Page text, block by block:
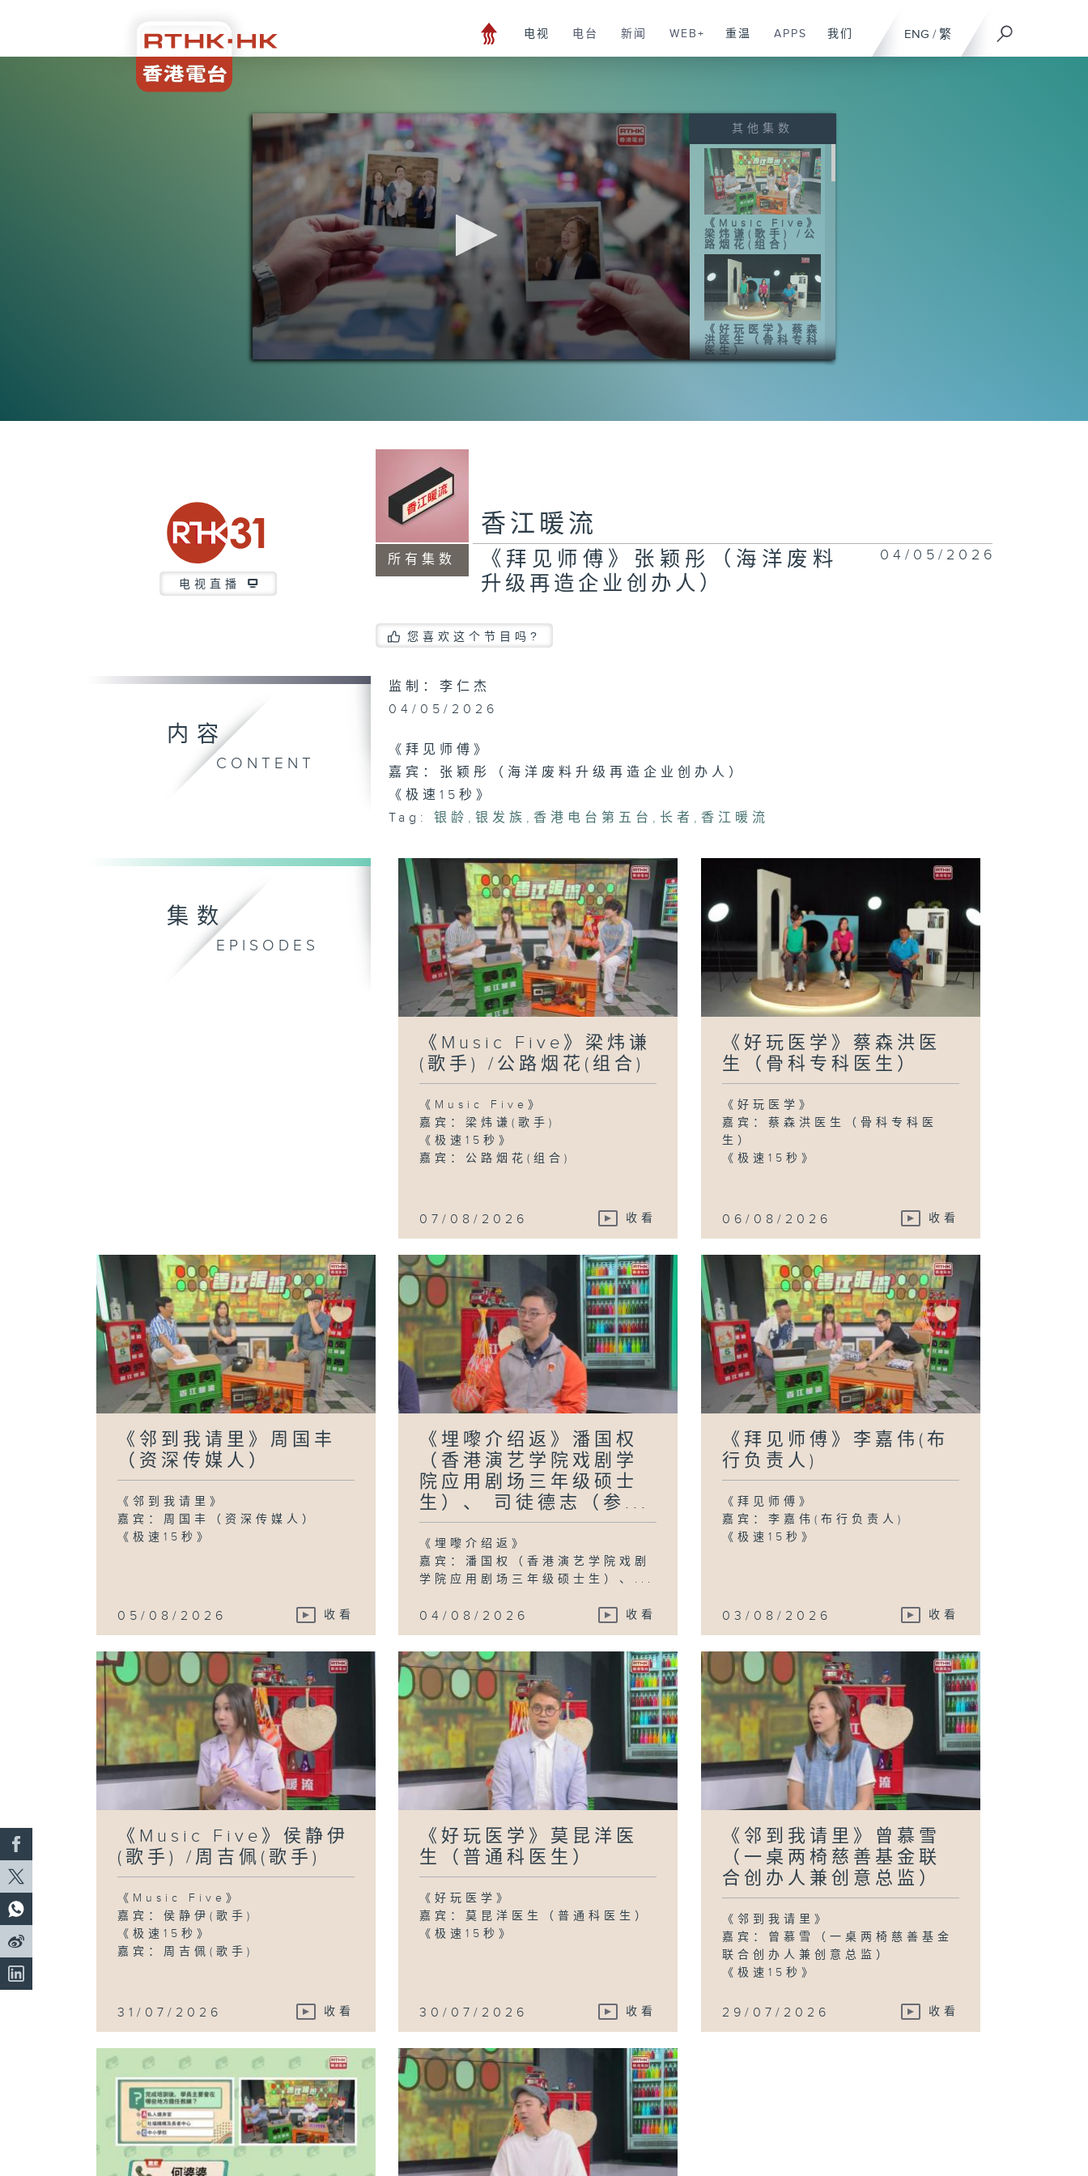
ENG / 繁
电视 电台 新闻 WEB+ 重温 APPS 我们
0
其他集数
《Music Five》
梁炜谦(歌手) /公
路烟花(组合)
《好玩医学》蔡森
洪医生（骨科专科
医生）
《埋嚟介绍返》潘
国权（香港演艺学
院戏剧学院应用剧
场三年级硕士
生）、 司徒德志
周吉佩(歌手)
《好玩医学》莫昆
洋医生（普通科医
《邻到我请里》曾
慕雪（一桌两椅慈
善基金联合创办人
《埋嚟介绍返》黄
(香港长者健体教
室联合创办人兼行
政总裁)、潘宝霞
《拜见师傅》吕天
衡(微缩模型艺术
家)
电视直播
所有集数
香江暖流
《拜见师傅》张颖彤（海洋废料
升级再造企业创办人）
04/05/2026
您喜欢这个节目吗?
内容
CONTENT
监制：李仁杰
04/05/2026
《拜见师傅》
嘉宾：张颖彤（海洋废料升级再造企业创办人）
《极速15秒》
Tag:
银龄 ,银发族 , 香港电台第五台 , 长者 , 香江暖流
集数
EPISODES
《Music Five》梁炜谦
(歌手) /公路烟花(组合)
《Music Five》
嘉宾：梁炜谦(歌手)
《极速15秒》
嘉宾：公路烟花(组合)
07/08/2026 收看
《好玩医学》蔡森洪医
生（骨科专科医生）
《好玩医学》
嘉宾：蔡森洪医生（骨科专科医
生）
《极速15秒》
06/08/2026 收看
《邻到我请里》周国丰
（资深传媒人）
《邻到我请里》
嘉宾：周国丰（资深传媒人）
《极速15秒》
05/08/2026 收看
《埋嚟介绍返》潘国权
（香港演艺学院戏剧学
院应用剧场三年级硕士
生）、 司徒德志（参...
《埋嚟介绍返》
嘉宾：潘国权（香港演艺学院戏剧
学院应用剧场三年级硕士生）、...
04/08/2026 收看
《拜见师傅》李嘉伟(布
行负责人)
《拜见师傅》
嘉宾：李嘉伟(布行负责人)
《极速15秒》
03/08/2026 收看
《Music Five》侯静伊
(歌手) /周吉佩(歌手)
《Music Five》
嘉宾：侯静伊(歌手)
《极速15秒》
嘉宾：周吉佩(歌手)
31/07/2026 收看
《好玩医学》莫昆洋医
生（普通科医生）
《好玩医学》
嘉宾：莫昆洋医生（普通科医生）
《极速15秒》
30/07/2026 收看
《邻到我请里》曾慕雪
（一桌两椅慈善基金联
合创办人兼创意总监）
《邻到我请里》
嘉宾：曾慕雪（一桌两椅慈善基金
联合创办人兼创意总监）
《极速15秒》
29/07/2026 收看